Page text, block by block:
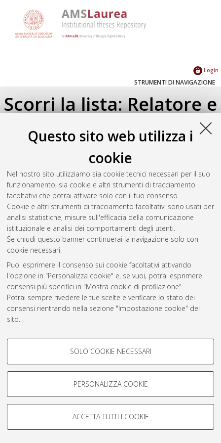
Questo sito web utilizza i
cookie
Nel nostro sito utilizziamo sia cookie tecnici necessari per il suo
funzionamento, sia cookie e altri strumenti di tracciamento
facoltativi che potrai attivare solo con il tuo consenso.
Cookie e altri strumenti di tracciamento facoltativi sono usati per
analisi statistiche, misure sull'efficacia della comunicazione
istituzionale e analisi dei comportamenti degli utenti.
Se chiudi questo banner continuerai la navigazione solo con i
cookie necessari.
Puoi esprimere il consenso sui cookie facoltativi attivando
l'opzione in "Personalizza cookie" e, se vuoi, potrai esprimere
consensi più specifici in "Mostra cookie di profilazione".
Potrai sempre rivedere le tue scelte e verificare lo stato dei
consensi rientrando nella sezione "Impostazione cookie" del
sito.
COOKIE DI PROFILAZIONE -
Si tratta di cookie utilizzati per analizzare le caratteristiche della
navigazione degli utenti, creare profili in base al loro comportamento
Mostra cookie di profilazione
COOKIE TECNICI - NECESSARI
SOLO COOKIE NECESSARI
PERSONALIZZA COOKIE
ACCETTA TUTTI I COOKIE
Login
STRUMENTI DI NAVIGAZIONE
Scorri la lista: Relatore e
Correlatore
Seleziona un valore dall'elenco sottostante.
2026(2)
2025(2)
2024 (2)
Atom
Rss 1.0
Rss 2.0
AMS Laurea
Servizio implementato e gestito da AlmaDL
Informativa sulla privacy
Condizioni d’uso del sito
© ALMA MATER STUDIORUM - Università di Bologna, 2007-2026.